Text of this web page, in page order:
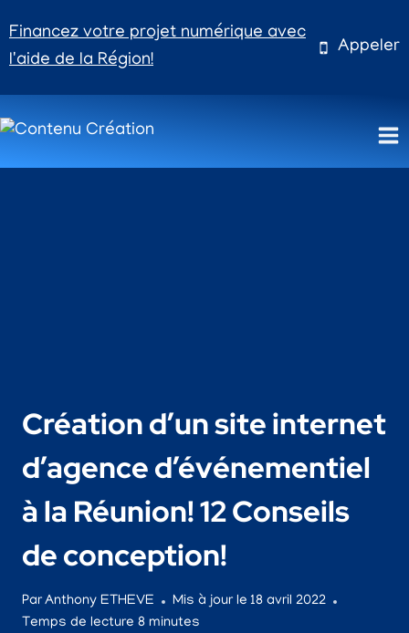
au
contenu
Financez votre projet numérique avec
l'aide de la Région!
Appeler
Création d’un site internet
d’agence d’événementiel
à la Réunion! 12 Conseils
de conception!
ParAnthony ETHEVE Mis à jour le 18 avril 2022
Temps de lecture 8 minutes